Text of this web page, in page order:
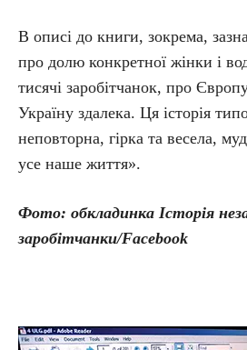
В описі до книги, зокрема,
про долю конкретної жінки і
тисячі заробітчанок, про
Україну здалека. Ця історія
неповторна, гірка та весела,
усе наше життя».
Фото: обкладинка Історія
заробітчанки/Facebook